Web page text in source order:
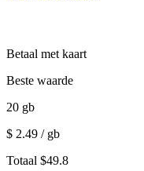
Betaal met kaart
Beste waarde
20 gb
$ 2.49 / gb
Totaal $49.8